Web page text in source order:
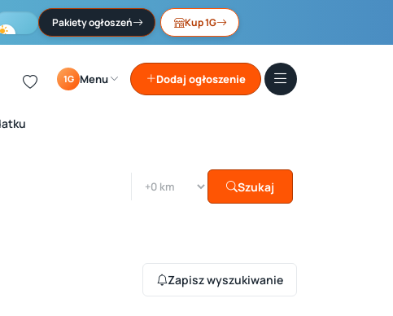
Pakiety ogłoszeń Kup 1G
1G Menu Dodaj ogłoszenie
Szukaj
Zapisz wyszukiwanie